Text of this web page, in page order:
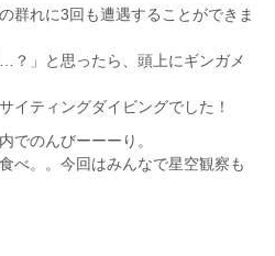
群れに3回も遭遇することができま
？」と思ったら、頭上にギンガメ
イティングダイビングでした！
でのんびーーーり。
べ。。今回はみんなで星空観察も